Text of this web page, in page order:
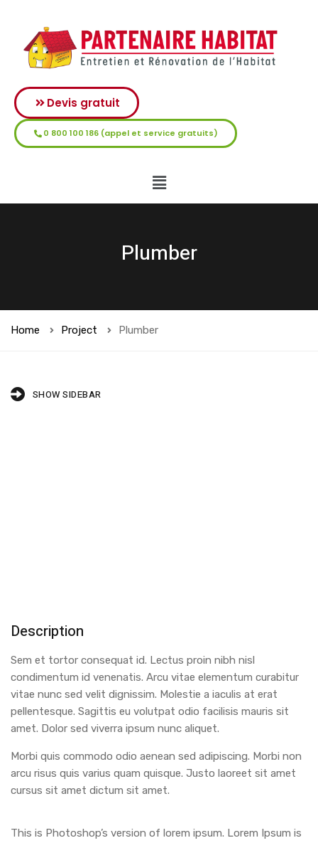
Devis gratuit
0 800 100 186 (appel et service gratuits)
Plumber
Home Project Plumber
SHOW SIDEBAR
Description
Sem et tortor consequat id. Lectus proin nibh nisl
condimentum id venenatis. Arcu vitae elementum curabitur
vitae nunc sed velit dignissim. Molestie a iaculis at erat
pellentesque. Sagittis eu volutpat odio facilisis mauris sit
amet. Dolor sed viverra ipsum nunc aliquet.
Morbi quis commodo odio aenean sed adipiscing. Morbi non
arcu risus quis varius quam quisque. Justo laoreet sit amet
cursus sit amet dictum sit amet.
This is Photoshop’s version of lorem ipsum. Lorem Ipsum is